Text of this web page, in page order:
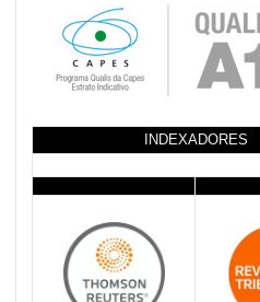
INDEXADORES